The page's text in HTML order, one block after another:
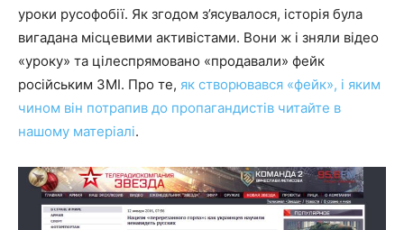
уроки русофобії. Як згодом з’ясувалося, історія була
вигадана місцевими активістами. Вони ж і зняли відео
«уроку» та цілеспрямовано «продавали» фейк
російським ЗМІ. Про те, як створювався «фейк», і яким
чином він потрапив до пропагандистів читайте в
нашому матеріалі.